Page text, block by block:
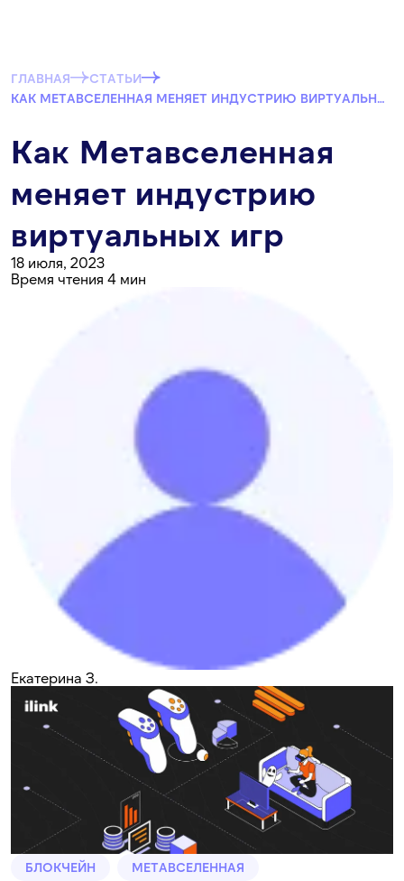
ГЛАВНАЯ
СТАТЬИ
КАК МЕТАВСЕЛЕННАЯ МЕНЯЕТ ИНДУСТРИЮ ВИРТУАЛЬНЫХ ИГР
Как Метавселенная
меняет индустрию
виртуальных игр
18 июля, 2023
Время чтения 4 мин
Екатерина З.
БЛОКЧЕЙН МЕТАВСЕЛЕННАЯ